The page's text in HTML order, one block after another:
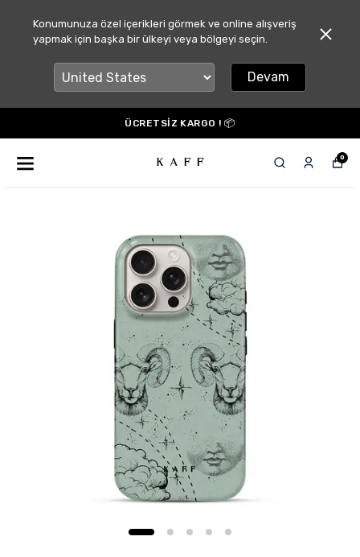
Konumunuza özel içerikleri görmek ve online alışveriş
yapmak için başka bir ülkeyi veya bölgeyi seçin.
Devam
ÜCRETSİZ KARGO ! 📦
0